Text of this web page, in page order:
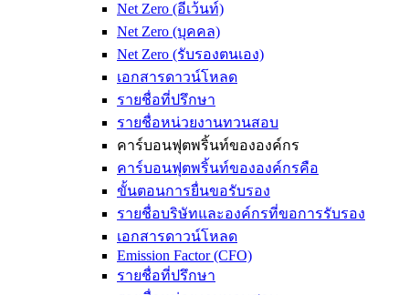
Net Zero (อีเว้นท์)
Net Zero (บุคคล)
Net Zero (รับรองตนเอง)
เอกสารดาวน์โหลด
รายชื่อที่ปรึกษา
รายชื่อหน่วยงานทวนสอบ
คาร์บอนฟุตพริ้นท์ขององค์กร
คาร์บอนฟุตพริ้นท์ขององค์กรคือ
ขั้นตอนการยื่นขอรับรอง
รายชื่อบริษัทและองค์กรที่ขอการรับรอง
เอกสารดาวน์โหลด
Emission Factor (CFO)
รายชื่อที่ปรึกษา